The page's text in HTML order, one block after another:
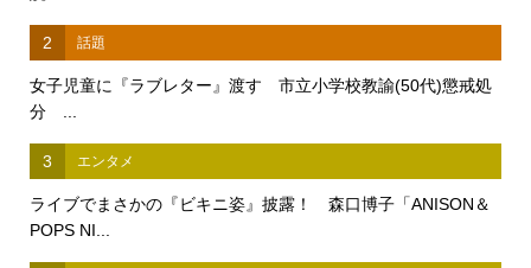
2 話題
女子児童に『ラブレター』渡す 市立小学校教諭(50代)懲戒処
分 ...
3 エンタメ
ライブでまさかの『ビキニ姿』披露！ 森口博子「ANISON＆
POPS NI...